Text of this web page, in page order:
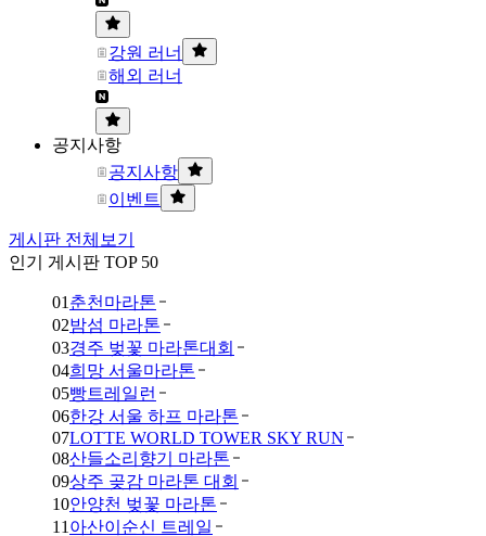
강원 러너
해외 러너
공지사항
공지사항
이벤트
게시판 전체보기
인기 게시판 TOP 50
01 춘천마라톤
02밤섬 마라톤
03경주 벚꽃 마라톤대회
04희망 서울마라톤
05빵트레일런
06한강 서울 하프 마라톤
07LOTTE WORLD TOWER SKY RUN
08산들소리향기 마라톤
09상주 곶감 마라톤 대회
10안양천 벚꽃 마라톤
11 아산이순신 트레일